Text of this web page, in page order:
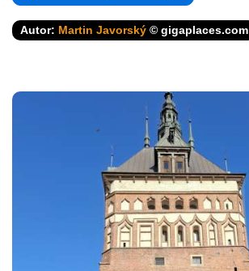
Autor: Martin Javorský © gigaplaces.com